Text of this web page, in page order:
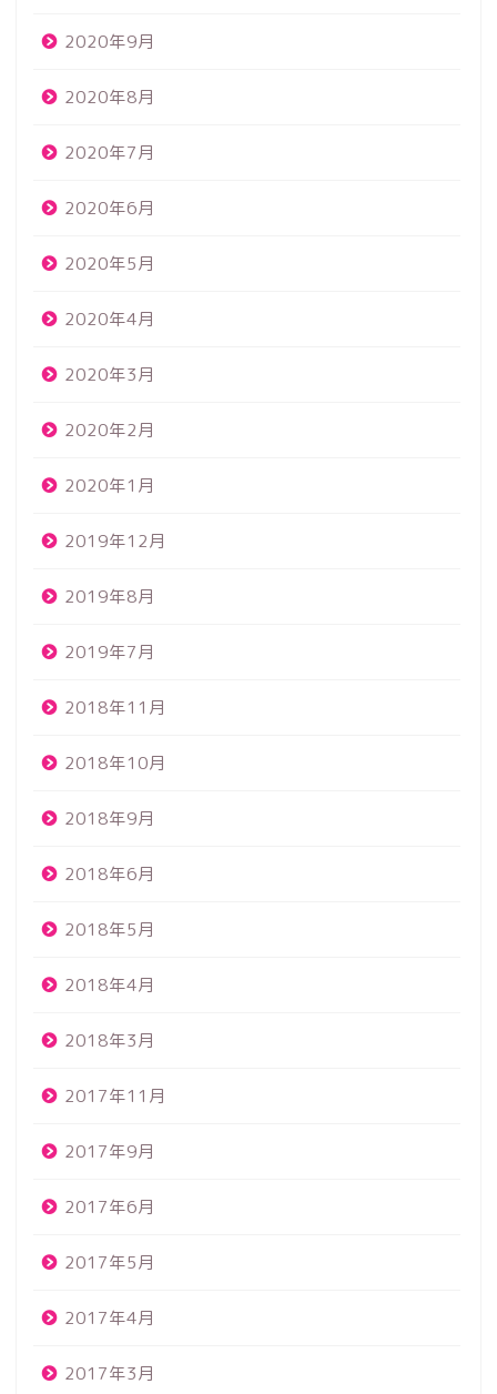
2020年9月
2020年8月
2020年7月
2020年6月
2020年5月
2020年4月
2020年3月
2020年2月
2020年1月
2019年12月
2019年8月
2019年7月
2018年11月
2018年10月
2018年9月
2018年6月
2018年5月
2018年4月
2018年3月
2017年11月
2017年9月
2017年6月
2017年5月
2017年4月
2017年3月